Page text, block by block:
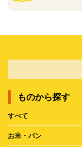
ものから探す
すべて
お米・パン